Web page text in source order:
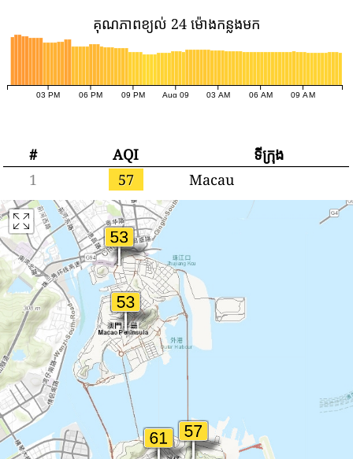
គុណភាពខ្យល់ 24 ម៉ោងកន្លងមក
03 PM 06 PM 09 PM Aug 09 03 AM 06 AM 09 AM
# AQI
ទីក្រុង
1
57 Macau